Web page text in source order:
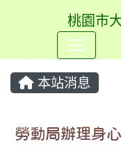
桃園市
本站消息
勞動局辦理身